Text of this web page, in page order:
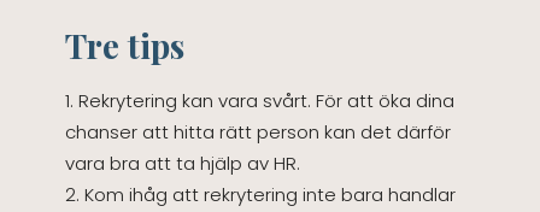
Tre tips
Rekrytering kan vara svårt. För att öka dina
chanser att hitta rätt person kan det därför
vara bra att ta hjälp av HR.
Kom ihåg att rekrytering inte bara handlar